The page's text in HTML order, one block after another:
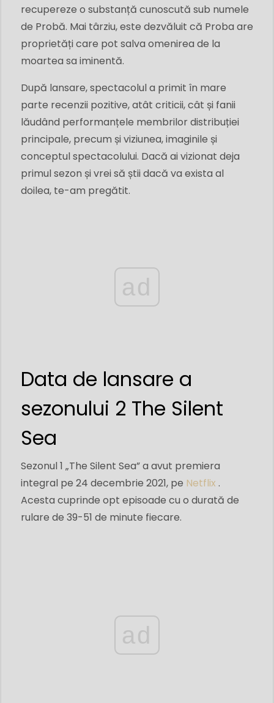
recupereze o substanță cunoscută sub numele
de Probă. Mai târziu, este dezvăluit că Proba are
proprietăți care pot salva omenirea de la
moartea sa iminentă.
După lansare, spectacolul a primit în mare
parte recenzii pozitive, atât criticii, cât și fanii
lăudând performanțele membrilor distribuției
principale, precum și viziunea, imaginile și
conceptul spectacolului. Dacă ai vizionat deja
primul sezon și vrei să știi dacă va exista al
doilea, te-am pregătit.
ad
Data de lansare a
sezonului 2 The Silent
Sea
Sezonul 1 „The Silent Sea” a avut premiera
integral pe 24 decembrie 2021, pe Netflix .
Acesta cuprinde opt episoade cu o durată de
rulare de 39-51 de minute fiecare.
ad